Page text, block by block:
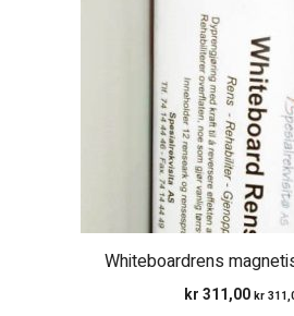
Whiteboardrens
kr 311,00 kr